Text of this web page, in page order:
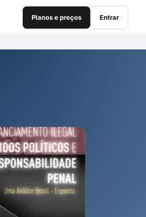
Planos e preços Entrar